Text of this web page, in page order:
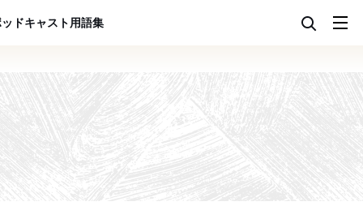
ドキャスト用語集